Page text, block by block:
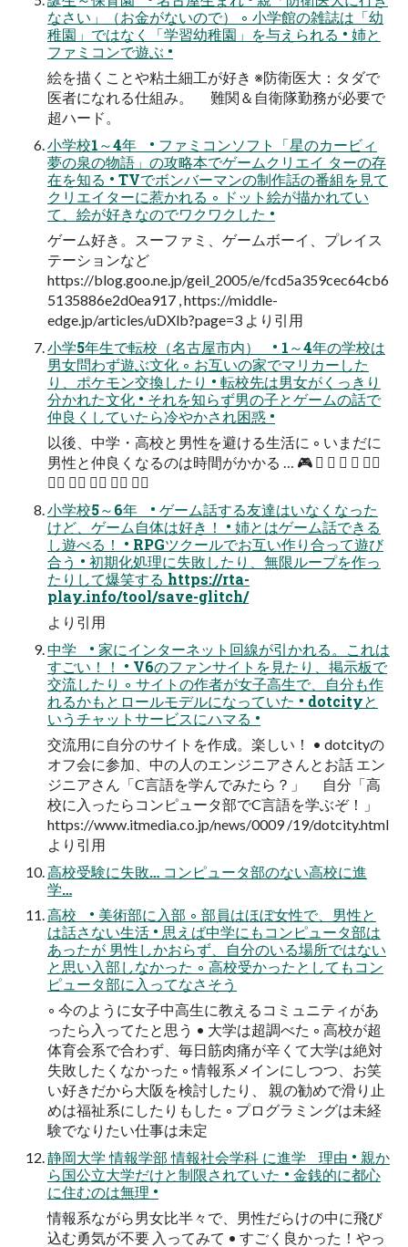
なさい」（お金がないので） ◦ 小学館の雑誌は「幼
稚園」ではなく「学習幼稚園」を与えられる • 姉と
ファミコンで遊ぶ •
絵を描くことや粘土細工が好き ※防衛医大：タダで
医者になれる仕組み。 難関＆自衛隊勤務が必要で
超ハード。
小学校1～4年 • ファミコンソフト「星のカービィ
夢の泉の物語」の攻略本でゲームクリエイ ターの存
在を知る • TVでボンバーマンの制作話の番組を見て
クリエイターに惹かれる ◦ ドット絵が描かれてい
て、絵が好きなのでワクワクした •
ゲーム好き。スーファミ、ゲームボーイ、プレイス
テーションなど
https://blog.goo.ne.jp/geil_2005/e/fcd5a359cec64cb6
5135886e2d0ea917 , https://middle-
edge.jp/articles/uDXlb?page=3 より引用
小学5年生で転校（名古屋市内） • 1～4年の学校は
男女問わず遊ぶ文化 ◦ お互いの家でマリカーした
り、ポケモン交換したり • 転校先は男女がくっきり
分かれた文化 • それを知らず男の子とゲームの話で
仲良くしていたら冷やかされ困惑 •
以後、中学・高校と男性を避ける生活に ◦ いまだに
男性と仲良くなるのは時間がかかる … 🎮 󰗼 󰗼 󰘁 󰘁 󰗼󰗼
󰗼󰗼 󰗼󰗼 󰘁󰘁 󰘁󰘁 󰘁󰘁
小学校5～6年 • ゲーム話する友達はいなくなった
けど、ゲーム自体は好き！ • 姉とはゲーム話できる
し遊べる！ • RPGツクールでお互い作り合って遊び
合う • 初期化処理に失敗したり、無限ループを作っ
たりして爆笑する https://rta-
play.info/tool/save-glitch/
より引用
中学 • 家にインターネット回線が引かれる。これは
すごい！！ • V6のファンサイトを見たり、掲示板で
交流したり ◦ サイトの作者が女子高生で、自分も作
れるかもとロールモデルになっていた • dotcityと
いうチャットサービスにハマる •
交流用に自分のサイトを作成。楽しい！ • dotcityの
オフ会に参加、中の人のエンジニアさんとお話 エン
ジニアさん「C言語を学んでみたら？」 自分「高
校に入ったらコンピュータ部でC言語を学ぶぞ！」
https://www.itmedia.co.jp/news/0009 /19/dotcity.html
より引用
高校受験に失敗… コンピュータ部のない高校に進
学…
高校 • 美術部に入部 ◦ 部員はほぼ女性で、男性と
は話さない生活 • 思えば中学にもコンピュータ部は
あったが 男性しかおらず、自分のいる場所ではない
と思い入部しなかった ◦ 高校受かったとしてもコン
ピュータ部に入ってなさそう
◦ 今のように女子中高生に教えるコミュニティがあ
ったら入ってたと思う • 大学は超調べた ◦ 高校が超
体育会系で合わず、毎日筋肉痛が辛くて大学は絶対
失敗したくなかった ◦ 情報系メインにしつつ、お笑
い好きだから大阪を検討したり、 親の勧めで滑り止
めは福祉系にしたりもした ◦ プログラミングは未経
験でなりたい仕事は未定
静岡大学 情報学部 情報社会学科 に進学 理由 • 親か
ら国公立大学だけと制限されていた • 金銭的に都心
に住むのは無理 •
情報系ながら男女比半々で、男性だらけの中に飛び
込む勇気が不要 入ってみて • すごく良かった！やっ